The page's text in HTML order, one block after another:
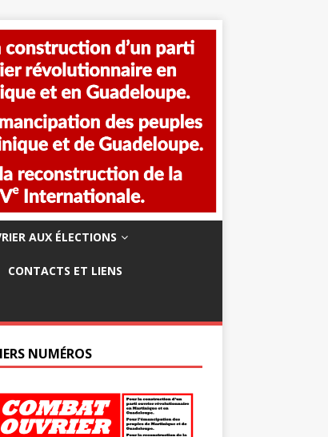
AUX ÉLECTIONS
CONTACTS ET LIENS
NUMÉROS